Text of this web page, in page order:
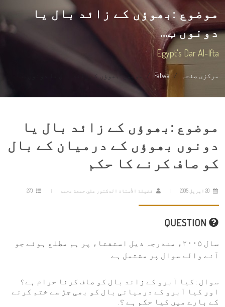
موضوع :بھوؤں کے زائد بال یا
دونوں ب...
Egypt's Dar Al-Ifta
مرکزی صفحہ Fatwa موضوع :بھوؤں کے زائد بال یا دونوں ب...
موضوع :بھوؤں کے زائد بال یا
دونوں بھوؤں کے درمیان کے بال
کو صاف کرنے کا حکم
فضيلة الأستاذ الدكتور علي جمعة محمد
سال ٢٠٠٥ء مندرجہ ذیل استفتاء پر ہم مطلع ہوئے جو
آنے والے سوال پر مشتمل ہے
سوال : کیا آبرو کے زائد بال کو صاف کرنا حرام ہے؟
اور کیا آبرو کے درمیانی بال کو بھی جڑ سے ختم کرنے
کے بارے میں کیا حکم ہے ؟.